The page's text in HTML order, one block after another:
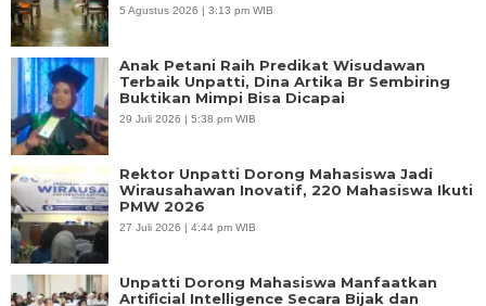
5 Agustus 2026 | 3:13 pm WIB
Anak Petani Raih Predikat Wisudawan
Terbaik Unpatti, Dina Artika Br Sembiring
Buktikan Mimpi Bisa Dicapai
29 Juli 2026 | 5:38 pm WIB
Rektor Unpatti Dorong Mahasiswa Jadi
Wirausahawan Inovatif, 220 Mahasiswa Ikuti
PMW 2026
27 Juli 2026 | 4:44 pm WIB
Unpatti Dorong Mahasiswa Manfaatkan
Artificial Intelligence Secara Bijak dan